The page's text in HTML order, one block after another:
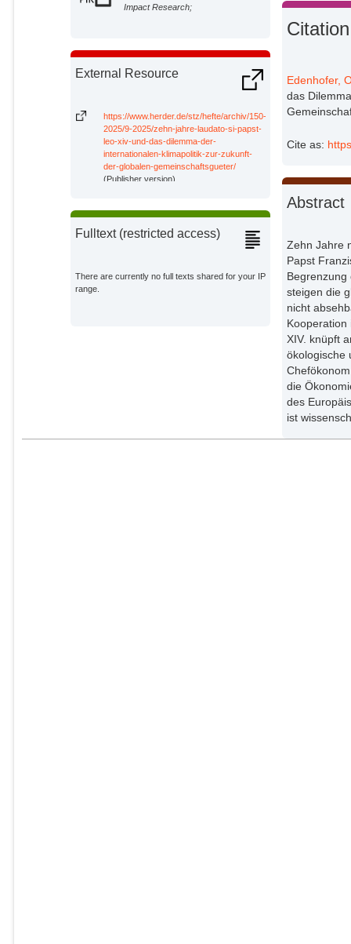
Impact Research;
External Resource
https://www.herder.de/stz/hefte/archiv/150-
2025/9-2025/zehn-jahre-laudato-si-papst-
leo-xiv-und-das-dilemma-der-
internationalen-klimapolitik-zur-zukunft-
der-globalen-gemeinschaftsgueter/
(Publisher version)
Fulltext (restricted access)
There are currently no full texts shared for your IP
range.
Citation
Edenhofer,
das
Cite as:
Abstract
Zehn Jahre
Papst
Begrenzung
steigen die
nicht
Kooperation
XIV. knüpft
ökologische
die
des
ist